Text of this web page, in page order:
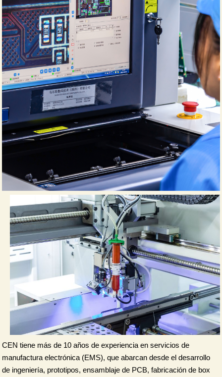
CEN tiene más de 10 años de experiencia en servicios de
manufactura electrónica (EMS), que abarcan desde el desarrollo
de ingeniería, prototipos, ensamblaje de PCB, fabricación de box